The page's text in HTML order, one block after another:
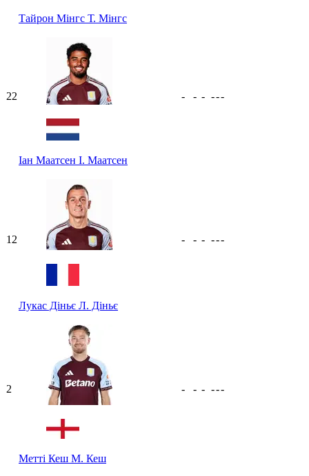
Тайрон Мінгс Т. Мінгс
22
Іан Маатсен І. Маатсен
- - - ---
12
Лукас Діньє Л. Діньє
- - - ---
2
Метті Кеш М. Кеш
- - - ---